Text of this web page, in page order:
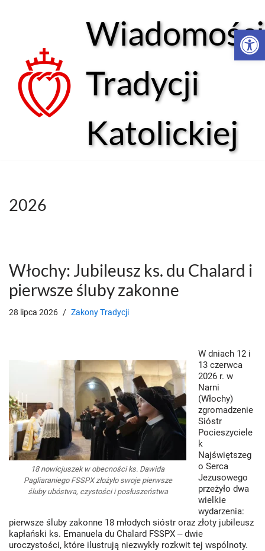
treści
Wiadomości
Tradycji
Katolickiej
2026
Włochy: Jubileusz ks. du Chalard i
pierwsze śluby zakonne
28 lipca 2026 Zakony Tradycji
18 nowicjuszek w obecności ks. Dawida
Pagliaraniego FSSPX złożyło swoje pierwsze
śluby ubóstwa, czystości i posłuszeństwa
W dniach 12 i
13 czerwca
2026 r. w
Narni
(Włochy)
zgromadzenie
Sióstr
Pocieszyciele
k
Najświętszeg
o Serca
Jezusowego
przeżyło dwa
wielkie
wydarzenia:
pierwsze śluby zakonne 18 młodych sióstr oraz złoty jubileusz
kapłański ks. Emanuela du Chalard FSSPX ‒ dwie
uroczystości, które ilustrują niezwykły rozkwit tej wspólnoty.